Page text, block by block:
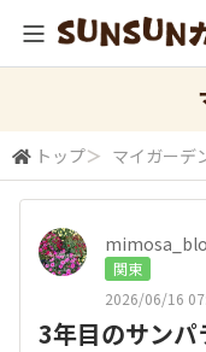
トップ＞ マイガーデ
関東
2026/06/16
3年目のサンパ